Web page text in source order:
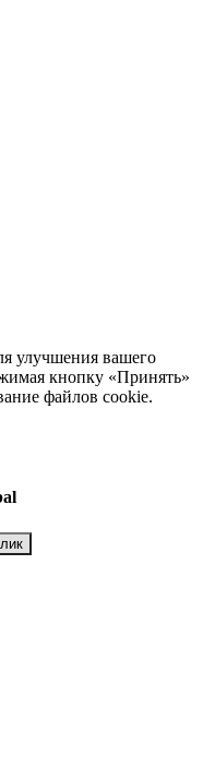
улучшения вашего
кнопку «Принять»
файлов cookie.